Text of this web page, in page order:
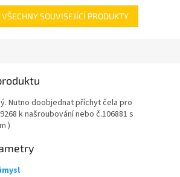
SOUVISEJÍCÍ PRODUKTY
Nutno doobjednat příchyt čela pro
k našroubování nebo č.106881 s
)